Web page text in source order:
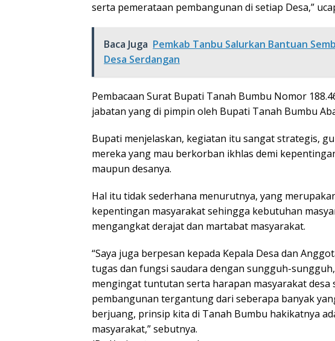
serta pemerataan pembangunan di setiap Desa,”
Baca Juga Pemkab Tanbu Salurkan Bantuan
Desa Serdangan
Pembacaan Surat Bupati Tanah Bumbu Nomor
jabatan yang di pimpin oleh Bupati Tanah Bumbu
Bupati menjelaskan, kegiatan itu sangat strategis,
mereka yang mau berkorban ikhlas demi
maupun desanya.
Hal itu tidak sederhana menurutnya, yang
kepentingan masyarakat sehingga kebutuhan
mengangkat derajat dan martabat masyarakat.
“Saya juga berpesan kepada Kepala Desa dan
tugas dan fungsi saudara dengan sungguh-
mengingat tuntutan serta harapan masyarakat desa
pembangunan tergantung dari seberapa banyak
berjuang, prinsip kita di Tanah Bumbu hakikatnya
masyarakat,” sebutnya.